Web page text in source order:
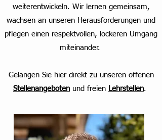
weiterentwickeln. Wir lernen gemeinsam,
wachsen an unseren Herausforderungen und
pflegen einen respektvollen, lockeren Umgang
miteinander.
Gelangen Sie hier direkt zu unseren offenen
Stellenangeboten und freien Lehrstellen.